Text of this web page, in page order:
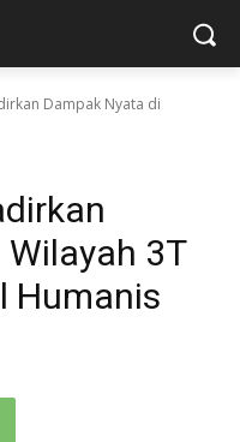
Dampak Nyata di
3T
Humanis